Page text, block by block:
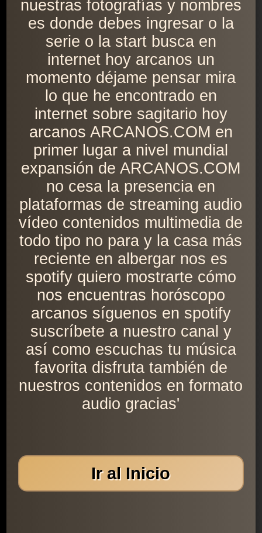
nuestras fotografías y nombres
es donde debes ingresar o la
serie o la start busca en
internet hoy arcanos un
momento déjame pensar mira
lo que he encontrado en
internet sobre sagitario hoy
arcanos ARCANOS.COM en
primer lugar a nivel mundial
expansión de ARCANOS.COM
no cesa la presencia en
plataformas de streaming audio
vídeo contenidos multimedia de
todo tipo no para y la casa más
reciente en albergar nos es
spotify quiero mostrarte cómo
nos encuentras horóscopo
arcanos síguenos en spotify
suscríbete a nuestro canal y
así como escuchas tu música
favorita disfruta también de
nuestros contenidos en formato
audio gracias'
Ir al Inicio